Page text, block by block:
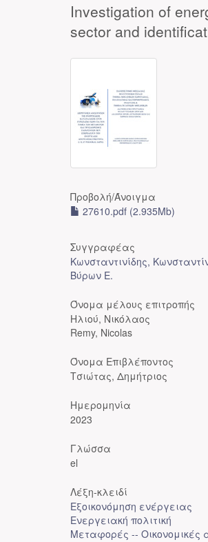
Investigation of
sector and
Προβολή/Άνοιγμα
27610.pdf (2.935Mb)
Συγγραφέας
Κωνσταντινίδης,
Βύρων Ε.
Όνομα μέλους επιτροπής
Ηλιού, Νικόλαος
Remy, Nicolas
Όνομα Επιβλέποντος
Τσιώτας, Δημήτριος
Ημερομηνία
2023
Γλώσσα
el
Λέξη-κλειδί
Εξοικονόμηση ενέργειας
Ενεργειακή πολιτική
Μεταφορές -- Οικονομικές